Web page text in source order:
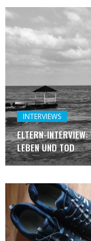
INTERVIEWS
ELTERN-
LEBEN UND TOD